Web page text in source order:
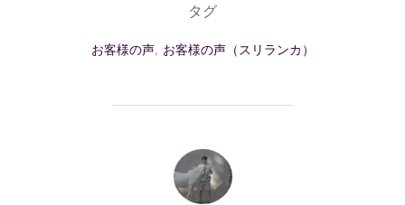
タグ
お客様の声, お客様の声（スリランカ）
投稿者